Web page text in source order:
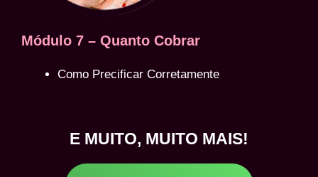
Módulo 7 – Quanto Cobrar
Como Precificar Corretamente
E MUITO, MUITO MAIS!